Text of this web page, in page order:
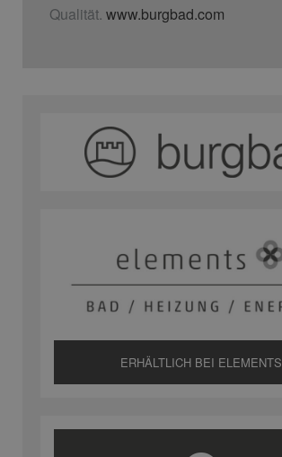
Qualität. www.burgbad.com
ERHÄLTLICH BEI ELEMENTS